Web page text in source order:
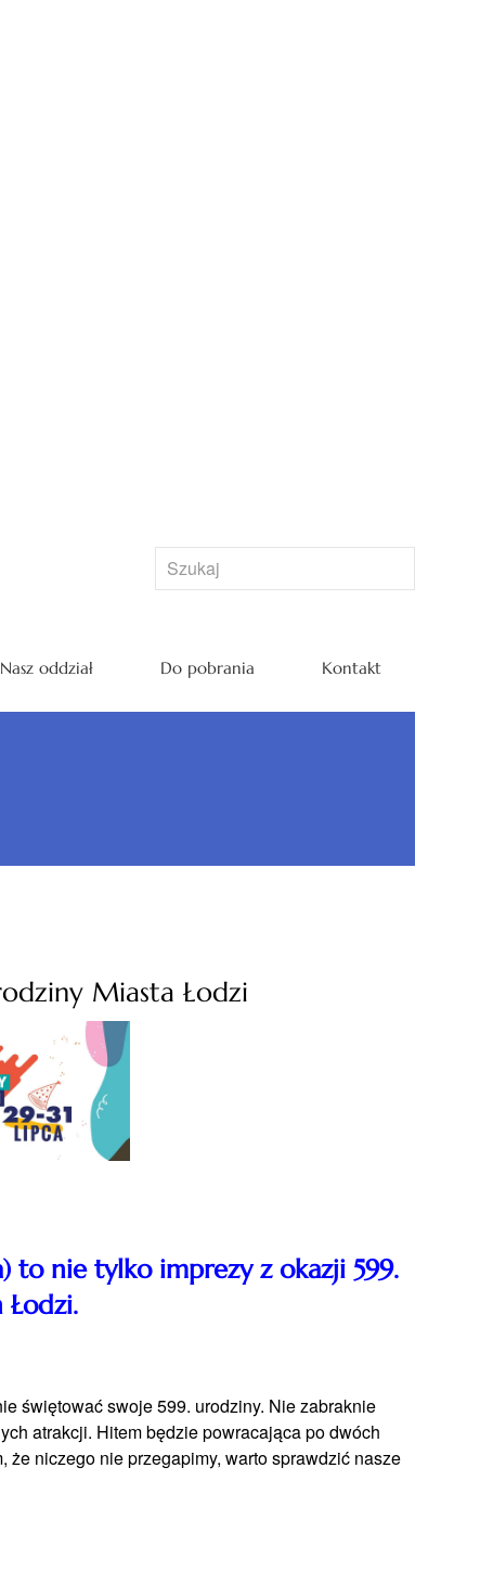
Nasz oddział Do pobrania Kontakt
Miasta Łodzi
to nie tylko imprezy z okazji 599.
Łodzi.
świętować swoje 599. urodziny. Nie zabraknie
atrakcji. Hitem będzie powracająca po dwóch
niczego nie przegapimy, warto sprawdzić nasze